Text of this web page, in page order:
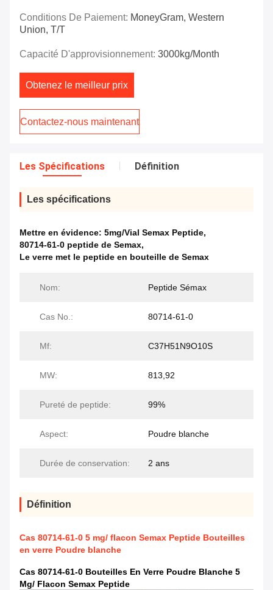
Conditions De Paiement: MoneyGram, Western
Union, T/T
Capacité D'approvisionnement: 3000kg/Month
Obtenez le meilleur prix
Contactez-nous maintenant
Les Spécifications Définition
Les spécifications
Mettre en évidence: 5mg/Vial Semax Peptide,
80714-61-0 peptide de Semax,
Le verre met le peptide en bouteille de Semax
Nom: Peptide Sémax
Cas No.: 80714-61-0
Mf: C37H51N9O10S
MW: 813,92
Pureté de peptide: 99%
Aspect: Poudre blanche
Durée de conservation: 2 ans
Définition
Cas 80714-61-0 5 mg/ flacon Semax Peptide Bouteilles
en verre Poudre blanche
Cas 80714-61-0 Bouteilles En Verre Poudre Blanche 5
Mg/ Flacon Semax Peptide